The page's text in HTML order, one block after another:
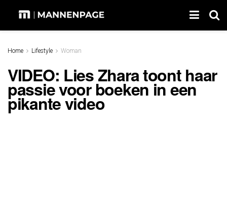
Home Lifestyle Woman
VIDEO: Lies Zhara toont haar
passie voor boeken in een
pikante video